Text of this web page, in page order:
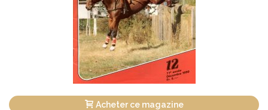
Acheter ce magazine